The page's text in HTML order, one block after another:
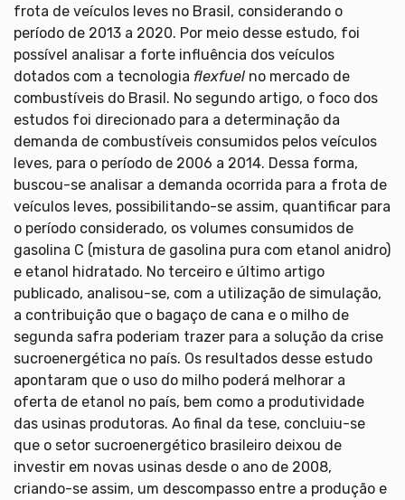
frota de veículos leves no Brasil, considerando o
período de 2013 a 2020. Por meio desse estudo, foi
possível analisar a forte influência dos veículos
dotados com a tecnologia flexfuel no mercado de
combustíveis do Brasil. No segundo artigo, o foco dos
estudos foi direcionado para a determinação da
demanda de combustíveis consumidos pelos veículos
leves, para o período de 2006 a 2014. Dessa forma,
buscou-se analisar a demanda ocorrida para a frota de
veículos leves, possibilitando-se assim, quantificar para
o período considerado, os volumes consumidos de
gasolina C (mistura de gasolina pura com etanol anidro)
e etanol hidratado. No terceiro e último artigo
publicado, analisou-se, com a utilização de simulação,
a contribuição que o bagaço de cana e o milho de
segunda safra poderiam trazer para a solução da crise
sucroenergética no país. Os resultados desse estudo
apontaram que o uso do milho poderá melhorar a
oferta de etanol no país, bem como a produtividade
das usinas produtoras. Ao final da tese, concluiu-se
que o setor sucroenergético brasileiro deixou de
investir em novas usinas desde o ano de 2008,
criando-se assim, um descompasso entre a produção e